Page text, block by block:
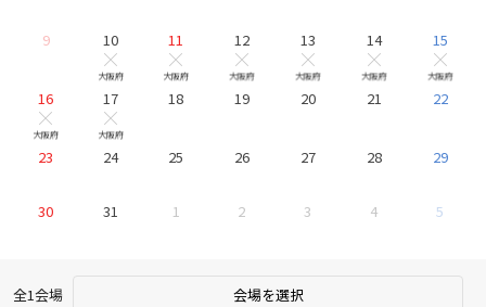
9 10
大阪府
他 13公演
11
大阪府
他 13公演
12
大阪府
他 13公演
13
大阪府
他 13公演
14
大阪府
他 13公演
15
大阪府
16
大阪府
他 13公演
17
大阪府
18 19 20 21 22
23 24 25 26 27 28 29
30 31 1 2 3 4 5
全1会場 会場を選択